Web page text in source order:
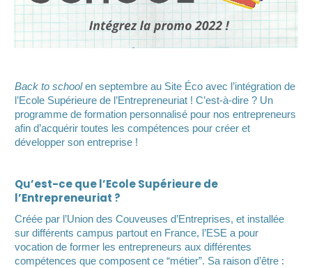
Meilleures Machines à Machines à Sous Gratuits
Abarcan el gambito de la mitología, los juegos de superhéroes y
mucho más.
inconvenientes sustanciales, especialmente cuando se trata de
retirar sus fondos.
Ouvrir Casino
Back to schoolen septembre au Site Éco avec l’intégration de
l’Ecole Supérieure de l’Entrepreneuriat ! C’est-à-dire ? Un
programme de formation personnalisé pour nos entrepreneurs
afin d’acquérir toutes les compétences pour créer et
développer son entreprise !
Qu’est-ce que l’Ecole Supérieure de
l’Entrepreneuriat ?
Créée par l’Union des Couveuses d’Entreprises, et installée
sur différents campus partout en France, l’ESE a pour
vocation de former les entrepreneurs aux différentes
compétences que composent ce “métier”. Sa raison d’être :